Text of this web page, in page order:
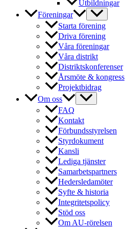
Utbildningar
Föreningar
Starta förening
Driva förening
Våra föreningar
Våra distrikt
Distriktskonferenser
Årsmöte & kongress
Projektbidrag
Om oss
FAQ
Kontakt
Förbundsstyrelsen
Styrdokument
Kansli
Lediga tjänster
Samarbetspartners
Hedersledamöter
Syfte & historia
Integritetspolicy
Stöd oss
Om AU-rörelsen